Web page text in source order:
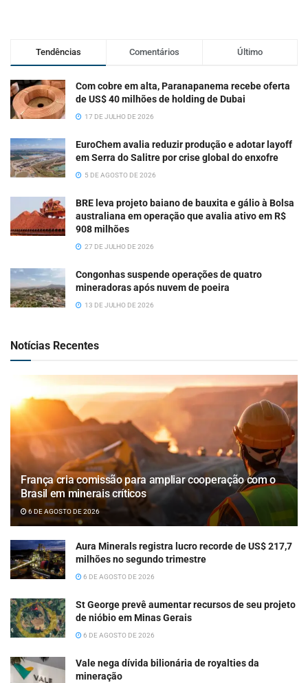
Tendências Comentários Último
Com cobre em alta, Paranapanema recebe oferta
de US$ 40 milhões de holding de Dubai
17 DE JULHO DE 2026
EuroChem avalia reduzir produção e adotar layoff
em Serra do Salitre por crise global do enxofre
5 DE AGOSTO DE 2026
BRE leva projeto baiano de bauxita e gálio à Bolsa
australiana em operação que avalia ativo em R$
908 milhões
27 DE JULHO DE 2026
Congonhas suspende operações de quatro
mineradoras após nuvem de poeira
13 DE JULHO DE 2026
Notícias Recentes
França cria comissão para ampliar cooperação com o
Brasil em minerais críticos
6 DE AGOSTO DE 2026
Aura Minerals registra lucro recorde de US$ 217,7
milhões no segundo trimestre
6 DE AGOSTO DE 2026
St George prevê aumentar recursos de seu projeto
de nióbio em Minas Gerais
6 DE AGOSTO DE 2026
Vale nega dívida bilionária de royalties da
mineração